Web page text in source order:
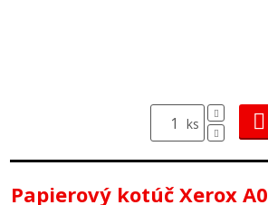
ks
Papierový kotúč Xerox